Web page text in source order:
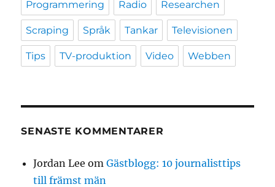
Programmering Radio Researchen
Scraping Språk Tankar Televisionen
Tips TV-produktion Video Webben
SENASTE KOMMENTARER
Jordan Lee omGästblogg: 10 journalisttips
till främst män